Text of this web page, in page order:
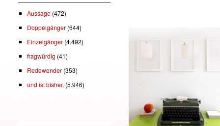
Aussage (472)
Doppelgänger (644)
Einzelgänger (4.492)
fragwürdig (41)
Redewender (353)
und ist bisher. (5.946)